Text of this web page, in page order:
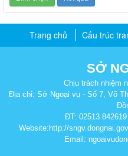
Trang chủ Cấu trúc
SỞ
Chịu trách nhiệm
Địa chỉ: Sở Ngoại vụ - Số 7, Võ
ĐT:
Website:http://
Email: